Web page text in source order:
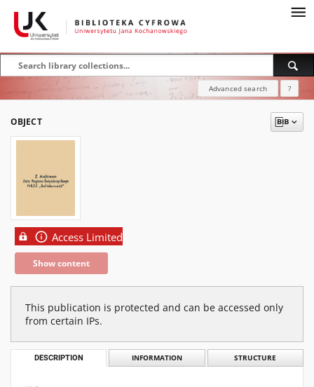
Advanced search ?
OBJECT
Access Limited
Show content
This publication is protected and can be accessed only
from certain IPs.
DESCRIPTION INFORMATION STRUCTURE